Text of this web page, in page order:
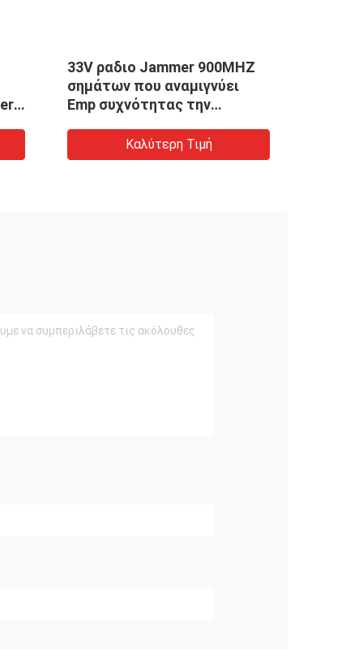
33V ραδιο Jammer 900MHZ
σημάτων που αναμιγνύει
Emp συχνότητας την
Καλύτερη Τιμή